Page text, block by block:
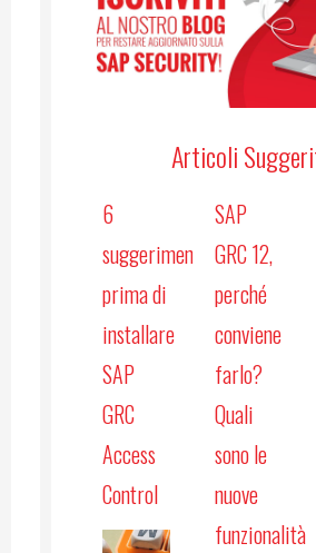
Articoli
6
suggerimenti
prima di
installare
SAP
GRC
Access
Control
SAP
GRC 12,
perché
conviene
farlo?
Quali
sono le
nuove
funzionalità?